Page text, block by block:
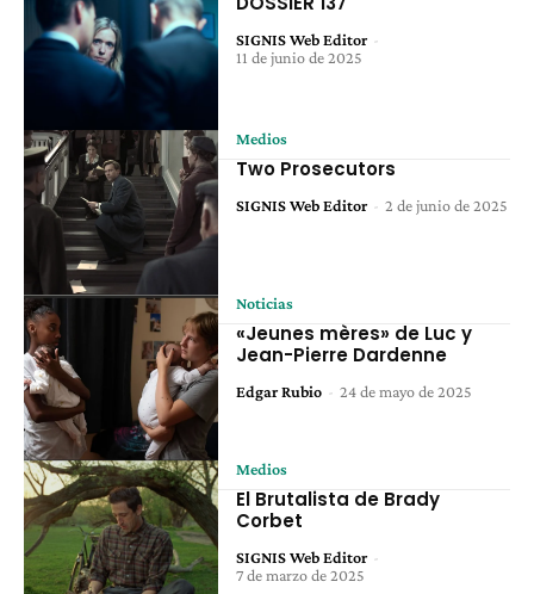
SIGNIS Web Editor -
11 de junio de 2025
Medios
Two Prosecutors
SIGNIS Web Editor - 2 de junio de 2025
Noticias
«Jeunes mères» de Luc y
Jean-Pierre Dardenne
Edgar Rubio - 24 de mayo de 2025
Medios
El Brutalista de Brady
Corbet
SIGNIS Web Editor -
7 de marzo de 2025